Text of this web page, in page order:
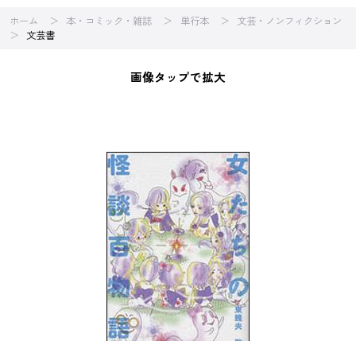
ホーム 本・コミック・雑誌 単行本
文芸・ノンフィクション
文芸書
画像タップで拡大